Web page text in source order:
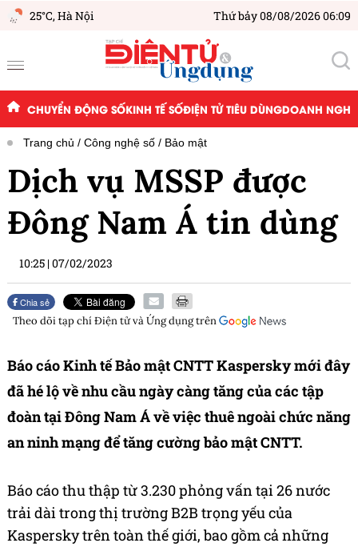
25°C,Hà Nội Thứ bảy 08/08/2026 06:09
CHUYỂN ĐỘNG SỐKINH TẾ SỐĐIỆN TỬ TIÊU DÙNGDOANH
Trang chủ Công nghệ số Bảo mật
Dịch vụ MSSP được
Đông Nam Á tin dùng
10:25 |07/02/2023
Chia sẻ
Theo dõi tạp chíĐiện tử và Ứng dụngtrên
Báo cáo Kinh tế Bảo mật CNTT Kaspersky mới đây
đã hé lộ về nhu cầu ngày càng tăng của các tập
đoàn tại Đông Nam Á về việc thuê ngoài chức năng
an ninh mạng để tăng cường bảo mật CNTT.
Báo cáo thu thập từ 3.230 phỏng vấn tại 26 nước
trải dài trong thị trường B2B trọng yếu của
Kaspersky trên toàn thế giới, bao gồm cả những